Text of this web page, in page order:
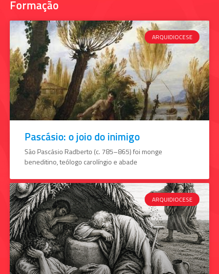
Formação
ARQUIDIOCESE
Pascásio: o joio do inimigo
São Pascásio Radberto (c. 785–865) foi monge
beneditino, teólogo carolíngio e abade
ARQUIDIOCESE